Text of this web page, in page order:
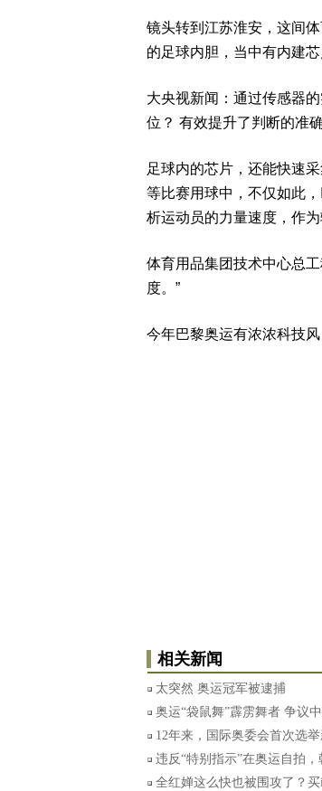
镜头转到江苏淮安，这间
的足球内胆，当中有内建
大央视新闻：通过传感器
位？ 有效提升了判断的准
足球内的芯片，还能快速
等比赛用球中，不仅如此
析运动员的力量速度，作为
体育用品集团技术中心总
度。”
今年巴黎奥运有浓浓科技
相关新闻
太突然 奥运冠军被逮捕
奥运“袋鼠舞”霹雳舞者 争议
12年来，国际奥委会首次选
违反“特别指示”在奥运自拍
全红婵这么快也被围攻了？